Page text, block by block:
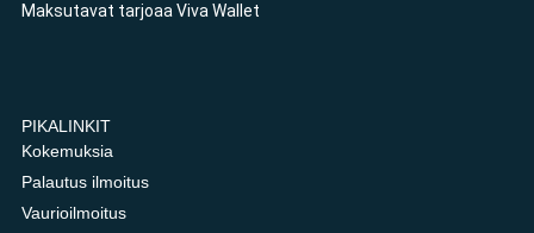
Maksutavat tarjoaa Viva Wallet
PIKALINKIT
Kokemuksia
Palautus ilmoitus
Vaurioilmoitus